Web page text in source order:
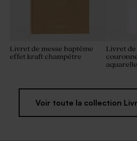
Livret de messe baptême
effet kraft champêtre
Livret de
Voir toute la collection